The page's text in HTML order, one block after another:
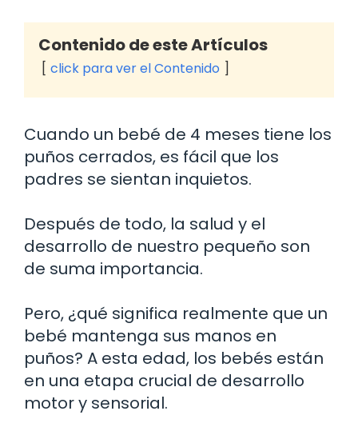
Contenido de este Artículos
click para ver el Contenido
Cuando un bebé de 4 meses tiene los
puños cerrados, es fácil que los
padres se sientan inquietos.
Después de todo, la salud y el
desarrollo de nuestro pequeño son
de suma importancia.
Pero, ¿qué significa realmente que un
bebé mantenga sus manos en
puños? A esta edad, los bebés están
en una etapa crucial de desarrollo
motor y sensorial.